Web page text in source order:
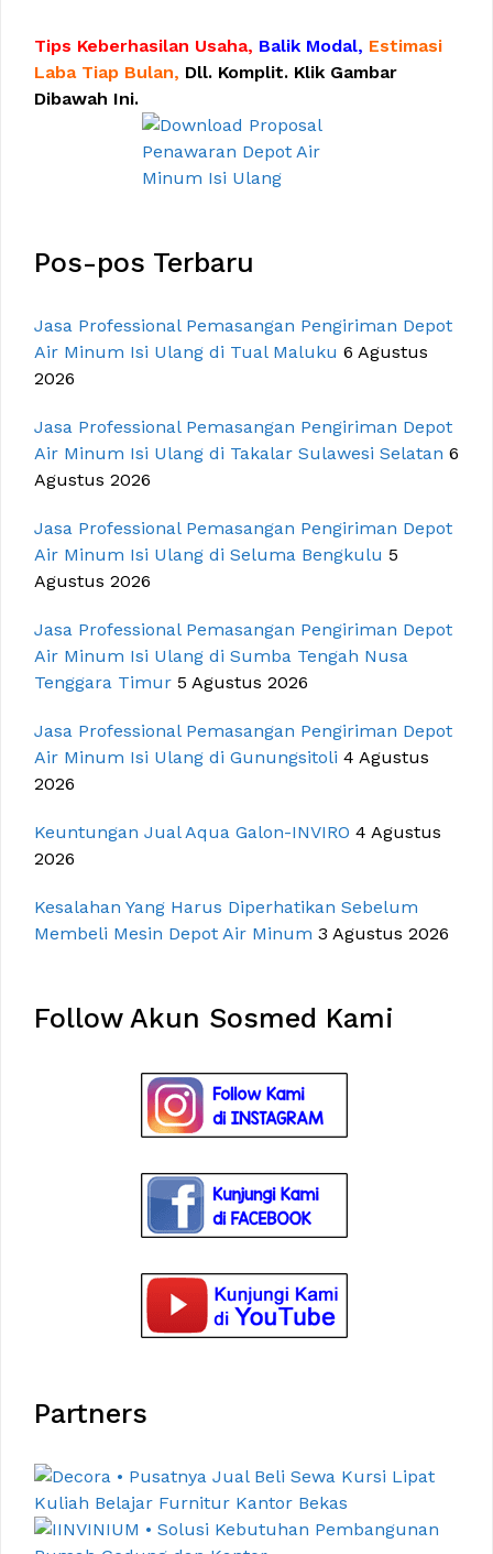
Tips Keberhasilan Usaha, Balik Modal, Estimasi
Laba Tiap Bulan, Dll. Komplit. Klik Gambar
Dibawah Ini.
Pos-pos Terbaru
Jasa Professional Pemasangan Pengiriman Depot
Air Minum Isi Ulang di Tual Maluku 6 Agustus
2026
Jasa Professional Pemasangan Pengiriman Depot
Air Minum Isi Ulang di Takalar Sulawesi Selatan 6
Agustus 2026
Jasa Professional Pemasangan Pengiriman Depot
Air Minum Isi Ulang di Seluma Bengkulu 5
Agustus 2026
Jasa Professional Pemasangan Pengiriman Depot
Air Minum Isi Ulang di Sumba Tengah Nusa
Tenggara Timur 5 Agustus 2026
Jasa Professional Pemasangan Pengiriman Depot
Air Minum Isi Ulang di Gunungsitoli 4 Agustus
2026
Keuntungan Jual Aqua Galon-INVIRO 4 Agustus
2026
Kesalahan Yang Harus Diperhatikan Sebelum
Membeli Mesin Depot Air Minum 3 Agustus 2026
Follow Akun Sosmed Kami
Partners